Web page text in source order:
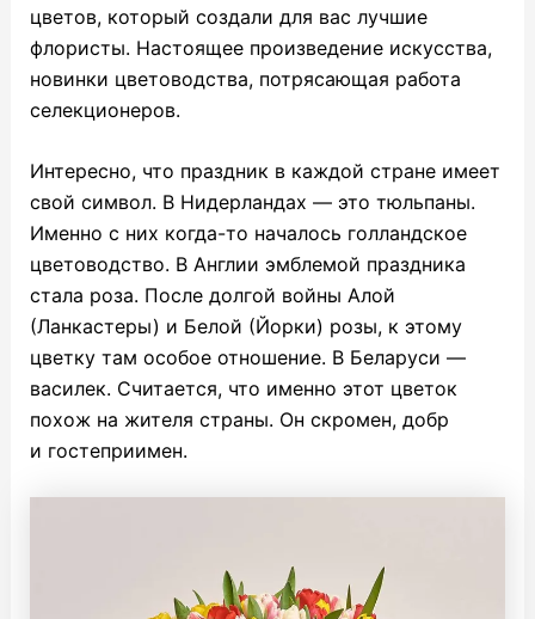
цветов, который создали для вас лучшие
флористы. Настоящее произведение искусства,
новинки цветоводства, потрясающая работа
селекционеров.
Интересно, что праздник в каждой стране имеет
свой символ. В Нидерландах — это тюльпаны.
Именно с них когда-то началось голландское
цветоводство. В Англии эмблемой праздника
стала роза. После долгой войны Алой
(Ланкастеры) и Белой (Йорки) розы, к этому
цветку там особое отношение. В Беларуси —
василек. Считается, что именно этот цветок
похож на жителя страны. Он скромен, добр
и гостеприимен.